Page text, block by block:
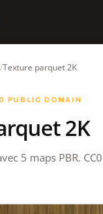
/Texture parquet 2K
PUBLIC DOMAIN
2K
5 maps PBR.